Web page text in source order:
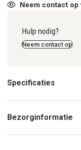
Neem contact
Hulp nodig?
Neem contact op
Specificaties
Bezorginformatie